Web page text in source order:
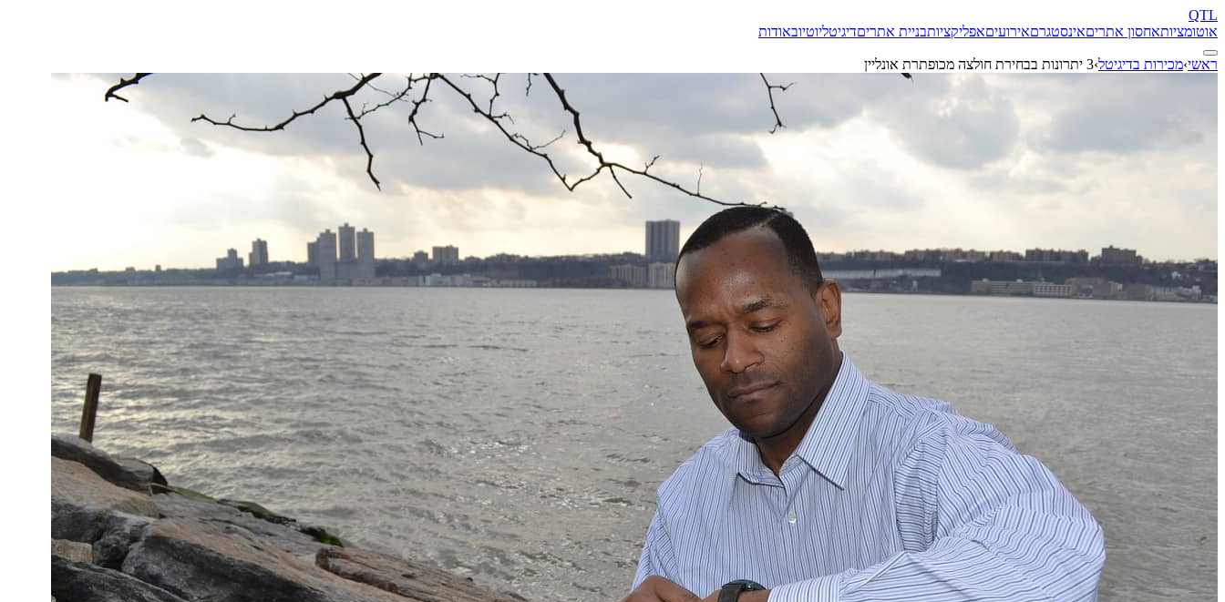
QTL
אוטומציותאחסון אתריםאינסטגרםאירועיםאפליקציותבניית אתריםדיגיטליוטיובאודות
ראשי›מכירות בדיגיטל›3 יתרונות בבחירת חולצה מכופתרת אונליין